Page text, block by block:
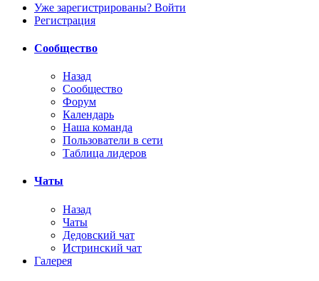
Уже зарегистрированы? Войти
Регистрация
Сообщество
Назад
Сообщество
Форум
Календарь
Наша команда
Пользователи в сети
Таблица лидеров
Чаты
Назад
Чаты
Дедовский чат
Истринский чат
Галерея